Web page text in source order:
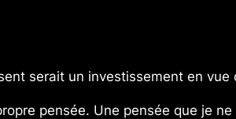
serait un investissement en vue
pensée. Une pensée que je